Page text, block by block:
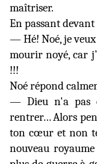
maîtriser.
En passant
— Hé! Noé, je
mourir noyé, car
!!!
Noé répond
— Dieu n'a pas
rentrer… Alors
ton cœur et non
nouveau